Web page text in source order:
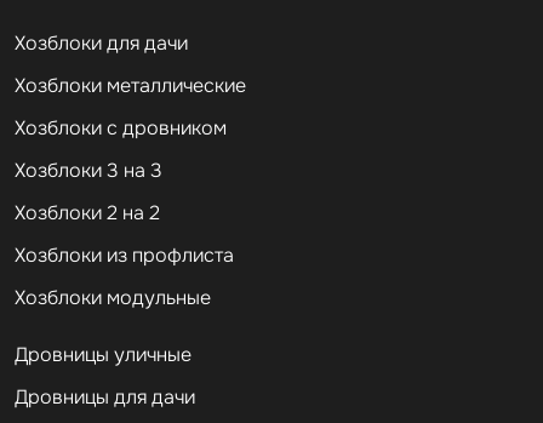
Хозблоки для дачи
Хозблоки металлические
Хозблоки с дровником
Хозблоки 3 на 3
Хозблоки 2 на 2
Хозблоки из профлиста
Хозблоки модульные
Дровницы уличные
Дровницы для дачи